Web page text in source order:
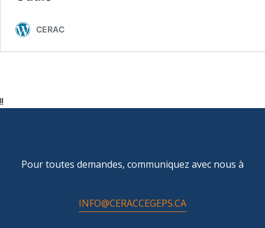
!!
Pour toutes demandes, communiquez avec nous à
INFO@CERACCEGEPS.CA